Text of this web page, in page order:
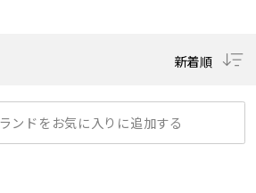
新着順
ンドをお気に入りに追加する